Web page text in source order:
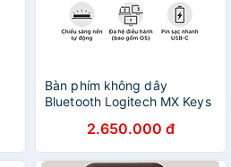
Bàn phím không dây
Bluetooth Logitech MX Keys
2.650.000 đ